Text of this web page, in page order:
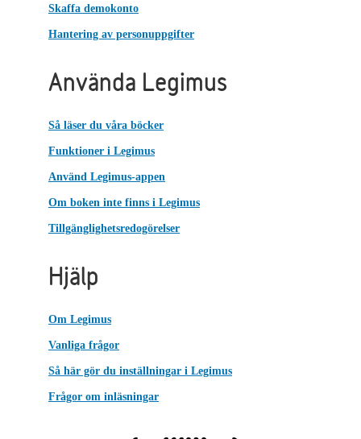
Skaffa demokonto
Hantering av personuppgifter
Använda Legimus
Så läser du våra böcker
Funktioner i Legimus
Använd Legimus-appen
Om boken inte finns i Legimus
Tillgänglighetsredogörelser
Hjälp
Om Legimus
Vanliga frågor
Så här gör du inställningar i Legimus
Frågor om inläsningar